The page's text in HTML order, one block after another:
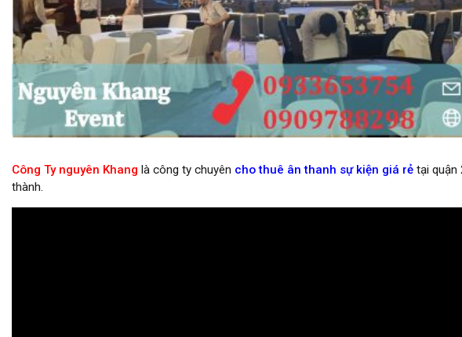
Công Ty nguyên Khang là công ty chuyên cho thuê ân thanh sự kiện giá rẻ tại quận
thành.